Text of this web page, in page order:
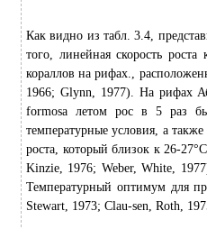
Как видно из табл. 3.4,
того, линейная скорость
кораллов на рифах.,
1966; Glynn, 1977). На рифах
formosa летом рос в 5 раз
температурные условия, а
роста, который близок к 26-
Kinzie, 1976; Weber, White,
Температурный оптимум для
Stewart, 1973; Clau-sen, Roth,